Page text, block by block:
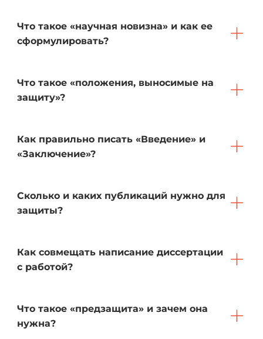
Что такое «научная новизна» и как ее
сформулировать?
Что такое «положения, выносимые на
защиту»?
Как правильно писать «Введение» и
«Заключение»?
Сколько и каких публикаций нужно для
защиты?
Как совмещать написание диссертации
с работой?
Что такое «предзащита» и зачем она
нужна?